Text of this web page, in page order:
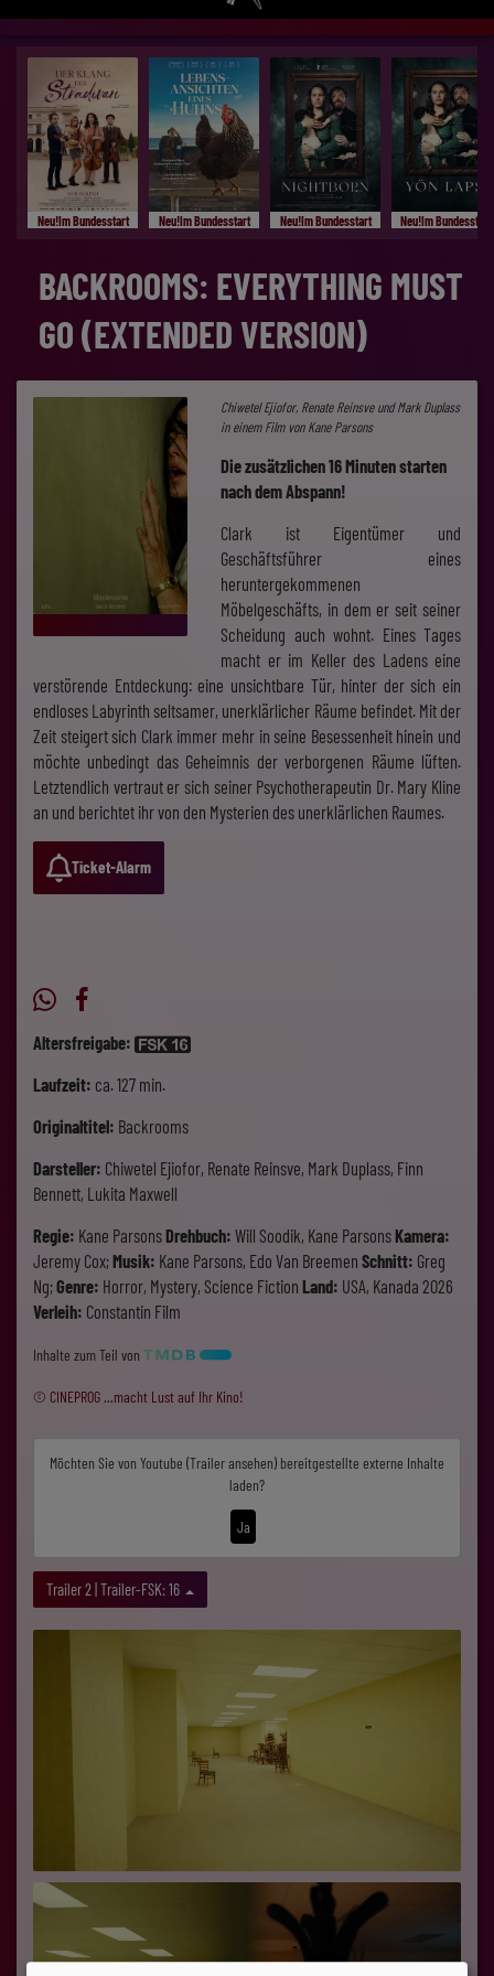
Neu!Im Bundesstart Neu!Im Bundesstart Neu!Im Bundesstart Neu!Im Bundesstart
BACKROOMS: EVERYTHING MUST
GO (EXTENDED VERSION)
Chiwetel Ejiofor, Renate Reinsve und Mark Duplass
in einem Film von Kane Parsons
Die zusätzlichen 16 Minuten starten
nach dem Abspann!
Clark ist Eigentümer und
Geschäftsführer eines
heruntergekommenen
Möbelgeschäfts, in dem er seit seiner
Scheidung auch wohnt. Eines Tages
macht er im Keller des Ladens eine
verstörende Entdeckung: eine unsichtbare Tür, hinter der sich ein
endloses Labyrinth seltsamer, unerklärlicher Räume befindet. Mit der
Zeit steigert sich Clark immer mehr in seine Besessenheit hinein und
möchte unbedingt das Geheimnis der verborgenen Räume lüften.
Letztendlich vertraut er sich seiner Psychotherapeutin Dr. Mary Kline
an und berichtet ihr von den Mysterien des unerklärlichen Raumes.
Ticket-Alarm
Altersfreigabe:
Laufzeit: ca. 127 min.
Originaltitel: Backrooms
Darsteller: Chiwetel Ejiofor, Renate Reinsve, Mark Duplass, Finn
Bennett, Lukita Maxwell
Regie: Kane ParsonsDrehbuch: Will Soodik, Kane ParsonsKamera:
Jeremy Cox;Musik: Kane Parsons, Edo Van Breemen Schnitt: Greg
Ng;Genre: Horror, Mystery, Science Fiction Land: USA, Kanada 2026
Verleih: Constantin Film
Inhalte zum Teil von
© CINEPROG ...macht Lust auf Ihr Kino!
Möchten Sie von Youtube (Trailer ansehen) bereitgestellte externe Inhalte
laden?
Ja
Trailer 2 | Trailer-FSK: 16